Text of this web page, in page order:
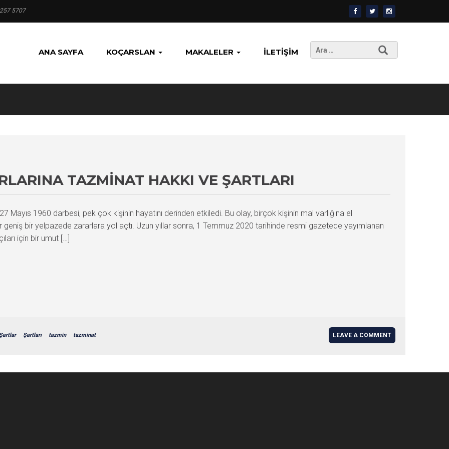
5707
ANA SAYFA KOÇARSLAN MAKALELER İLETIŞIM
Arama:
TAZMINAT HAKKI VE ŞARTLARI
Mayıs 1960 darbesi, pek çok kişinin hayatını derinden etkiledi. Bu olay, birçok kişinin mal varlığına el
bir yelpazede zararlara yol açtı. Uzun yıllar sonra, 1 Temmuz 2020 tarihinde resmi gazetede yayımlanan
için bir umut […]
Şartlar Şartları tazmin tazminat LEAVE A COMMENT